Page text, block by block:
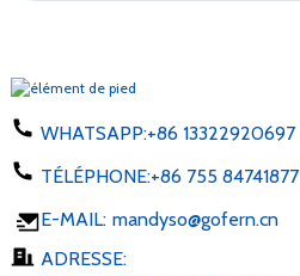
WHATSAPP:+86 13322920697
TÉLÉPHONE:+86 755 84741877
E-MAIL: mandyso@gofern.cn
ADRESSE: